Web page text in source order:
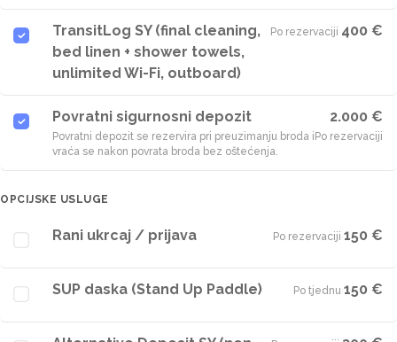
TransitLog SY (final cleaning,
bed linen + shower towels,
unlimited Wi-Fi, outboard)
Po rezervaciji·400 €
Povratni sigurnosni depozit
Povratni depozit se rezervira pri preuzimanju broda i
vraća se nakon povrata broda bez oštećenja.
2.000 €
Po rezervaciji
OPCIJSKE USLUGE
Rani ukrcaj / prijava Po rezervaciji·150 €
SUP daska (Stand Up Paddle) Po tjednu·150 €